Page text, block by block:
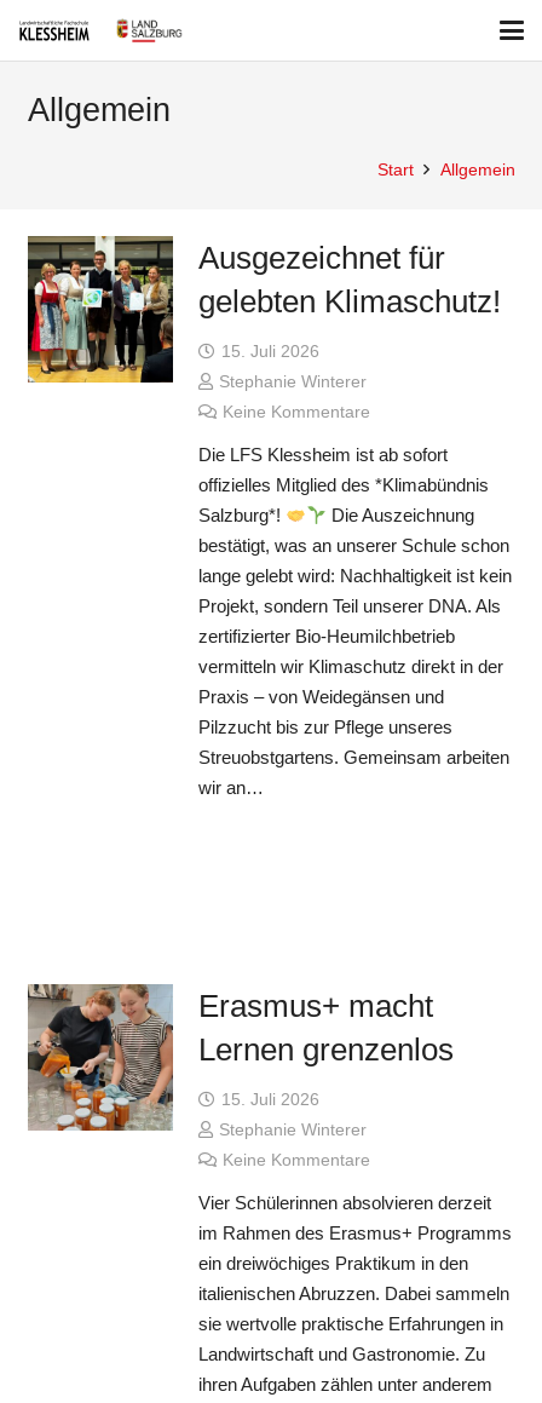
Allgemein
Start Allgemein
Ausgezeichnet für
gelebten Klimaschutz!
15. Juli 2026
Stephanie Winterer
Keine Kommentare
Die LFS Klessheim ist ab sofort
offizielles Mitglied des *Klimabündnis
Salzburg*!
Die Auszeichnung
bestätigt, was an unserer Schule schon
lange gelebt wird: Nachhaltigkeit ist kein
Projekt, sondern Teil unserer DNA. Als
zertifizierter Bio-Heumilchbetrieb
vermitteln wir Klimaschutz direkt in der
Praxis – von Weidegänsen und
Pilzzucht bis zur Pflege unseres
Streuobstgartens. Gemeinsam arbeiten
wir an…
Erasmus+ macht
Lernen grenzenlos
15. Juli 2026
Stephanie Winterer
Keine Kommentare
Vier Schülerinnen absolvieren derzeit
im Rahmen des Erasmus+ Programms
ein dreiwöchiges Praktikum in den
italienischen Abruzzen. Dabei sammeln
sie wertvolle praktische Erfahrungen in
Landwirtschaft und Gastronomie. Zu
ihren Aufgaben zählen unter anderem